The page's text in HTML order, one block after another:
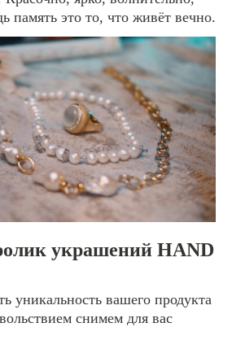
память это то, что живёт вечно.
украшений HAND
уникальность вашего продукта
снимем для вас
8 922 700-89-88
8 922 700-89-88